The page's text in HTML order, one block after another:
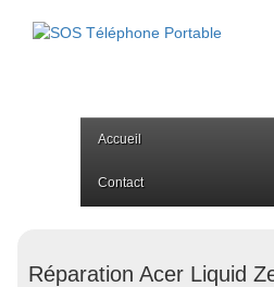
Accueil
Contact
Réparation Acer Liquid